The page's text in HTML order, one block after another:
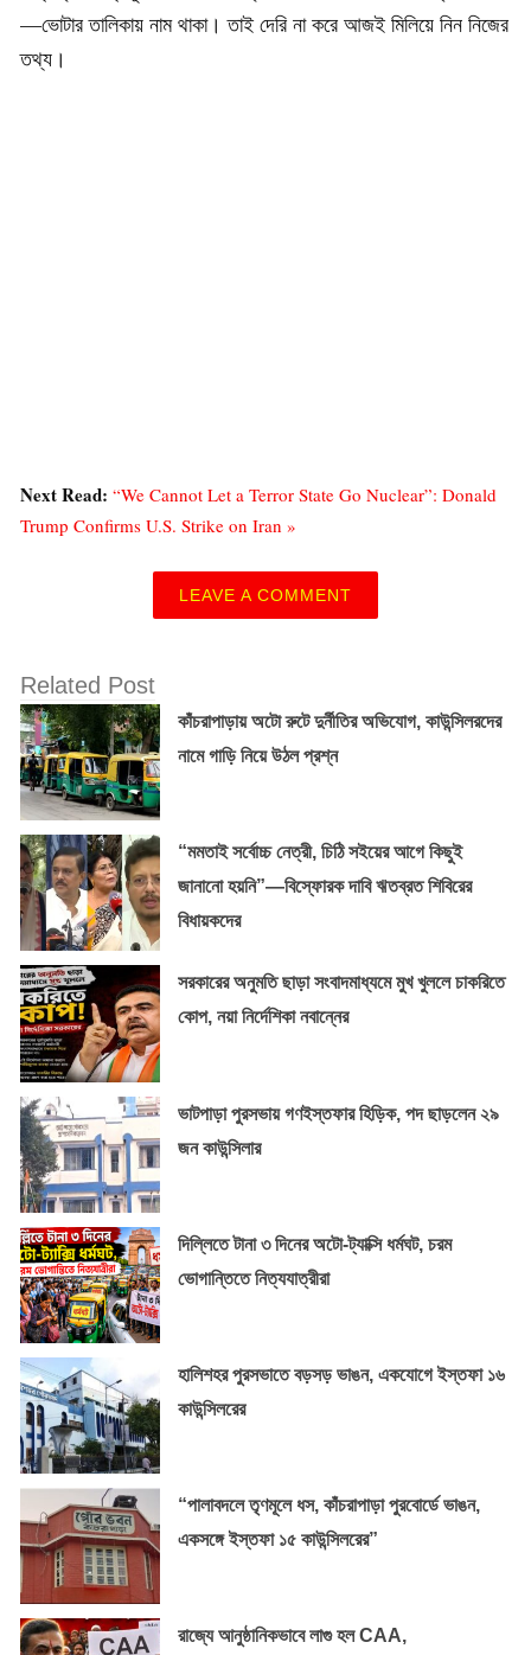
—ভোটার তালিকায় নাম থাকা। তাই দেরি না করে আজই মিলিয়ে নিন নিজের
তথ্য।
Next Read: “We Cannot Let a Terror State Go Nuclear”: Donald
Trump Confirms U.S. Strike on Iran »
LEAVE A COMMENT
Related Post
কাঁচরাপাড়ায় অটো রুটে দুর্নীতির অভিযোগ, কাউন্সিলরদের
নামে গাড়ি নিয়ে উঠল প্রশ্ন
“মমতাই সর্বোচ্চ নেত্রী, চিঠি সইয়ের আগে কিছুই
জানানো হয়নি”—বিস্ফোরক দাবি ঋতব্রত শিবিরের
বিধায়কদের
সরকারের অনুমতি ছাড়া সংবাদমাধ্যমে মুখ খুললে চাকরিতে
কোপ, নয়া নির্দেশিকা নবান্নের
ভাটপাড়া পুরসভায় গণইস্তফার হিড়িক, পদ ছাড়লেন ২৯
জন কাউন্সিলার
দিল্লিতে টানা ৩ দিনের অটো-ট্যাক্সি ধর্মঘট, চরম
ভোগান্তিতে নিত্যযাত্রীরা
হালিশহর পুরসভাতে বড়সড় ভাঙন, একযোগে ইস্তফা ১৬
কাউন্সিলরের
“পালাবদলে তৃণমূলে ধস, কাঁচরাপাড়া পুরবোর্ডে ভাঙন,
একসঙ্গে ইস্তফা ১৫ কাউন্সিলরের”
রাজ্যে আনুষ্ঠানিকভাবে লাগু হল CAA,